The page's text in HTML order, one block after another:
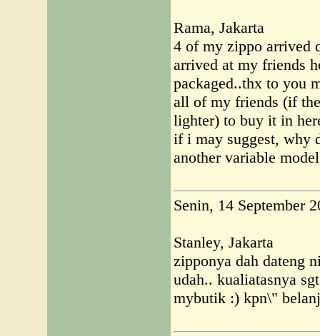
Rama, Jakarta
4 of my zippo arrived
arrived at my friends
packaged..thx to you
all of my friends (if
lighter) to buy it in
if i may suggest, why
another variable
Senin, 14 September
Stanley, Jakarta
zipponya dah dateng
udah.. kualiatasnya
mybutik :) kpn\"